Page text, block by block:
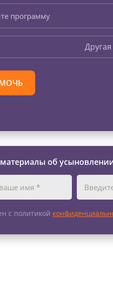
программу
об
с политикой